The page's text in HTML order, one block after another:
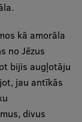
kā amorāla
no Jēzus
bijis augļotāju
jau antīkās
divus